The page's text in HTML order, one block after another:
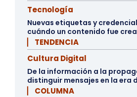
Tecnología
Nuevas etiquetas y
cuándo un contenido fue
▏ TENDENCIA
Cultura Digital
De la información a la
distinguir mensajes en la era
▏ COLUMNA